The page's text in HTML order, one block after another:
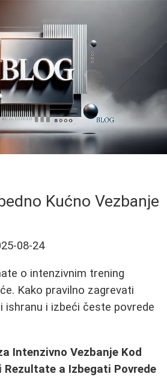
Kućno Vezbanje
08-24
o intenzivnim trening
Kako pravilno zagrevati
ishranu i izbeći česte povrede
Intenzivno Vezbanje Kod
Rezultate a Izbegati Povrede